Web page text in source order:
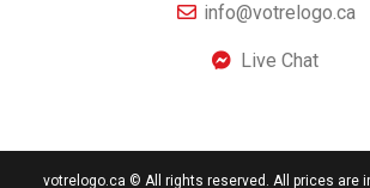
info@votrelogo.ca
Live Chat
votrelogo.ca © All rights reserved. All prices are